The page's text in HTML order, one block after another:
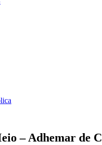
– Adhemar de